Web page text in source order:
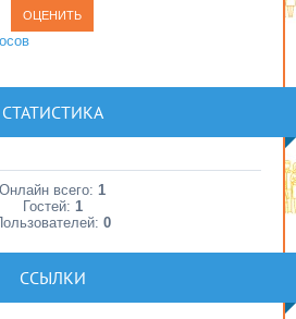
СТАТИСТИКА
Онлайн всего: 1
Гостей: 1
0
ССЫЛКИ